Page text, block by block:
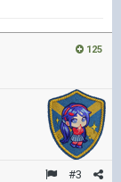
125
#3